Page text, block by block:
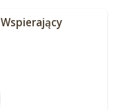
Wspierający